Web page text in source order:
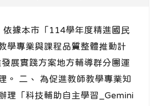
依據本市「114學年度精進國民
學專業與課程品質整體推動計
展實踐方案地方輔導群分團運
。 二、 為促進教師教學專業知
理「科技輔助自主學習_Gemini